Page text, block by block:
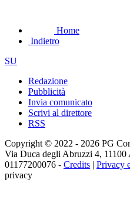
Home
Indietro
SU
Redazione
Pubblicità
Invia comunicato
Scrivi al direttore
RSS
Copyright © 2022 - 2026 PG
Via Duca degli Abruzzi 4, 11100
01177200076 - Credits | Privacy
privacy